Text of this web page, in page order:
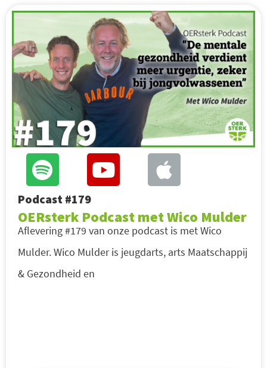
Podcast #179
OERsterk Podcast met Wico Mulder
Aflevering #179 van onze podcast is met Wico
Mulder. Wico Mulder is jeugdarts, arts Maatschappij
& Gezondheid en